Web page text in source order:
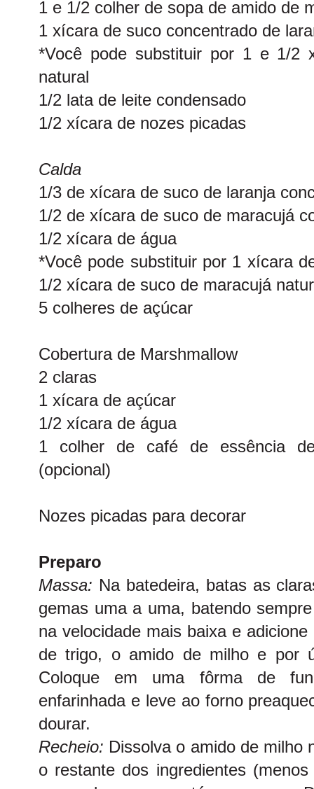
1 e 1/2 colher de sopa de amido de
1 xícara de suco concentrado de
*Você pode substituir por 1 e 1/2
natural
1/2 lata de leite condensado
1/2 xícara de nozes picadas
Calda
1/3 de xícara de suco de laranja
1/2 de xícara de suco de maracujá
1/2 xícara de água
*Você pode substituir por 1 xícara
1/2 xícara de suco de maracujá
5 colheres de açúcar
Cobertura de Marshmallow
2 claras
1 xícara de açúcar
1/2 xícara de água
1 colher de café de essência
(opcional)
Nozes picadas para decorar
Preparo
Massa: Na batedeira, batas as
gemas uma a uma, batendo
na velocidade mais baixa e
de trigo, o amido de milho e por
Coloque em uma fôrma de
enfarinhada e leve ao forno
dourar.
Recheio: Dissolva o amido de milho
o restante dos ingredientes